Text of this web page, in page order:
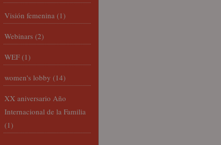
Visión femenina (1)
Webinars (2)
WEF (1)
women's lobby (14)
XX aniversario Año
Internacional de la Familia
(1)